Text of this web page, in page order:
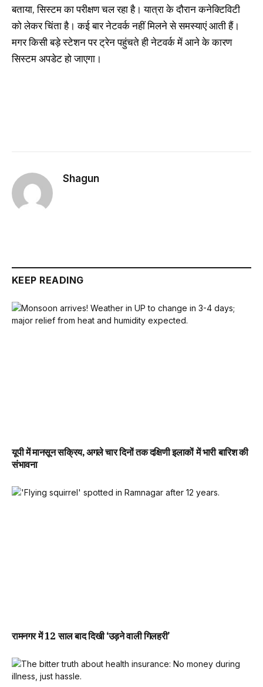
बताया, सिस्टम का परीक्षण चल रहा है। यात्रा के दौरान कनेक्टिविटी
को लेकर चिंता है। कई बार नेटवर्क नहीं मिलने से समस्याएं आती हैं।
मगर किसी बड़े स्टेशन पर ट्रेन पहुंचते ही नेटवर्क में आने के कारण
सिस्टम अपडेट हो जाएगा।
Shagun
KEEP READING
यूपी में मानसून सक्रिय, अगले चार दिनों तक दक्षिणी इलाकों में भारी बारिश की
संभावना
रामनगर में 12 साल बाद दिखी ‘उड़ने वाली गिलहरी’